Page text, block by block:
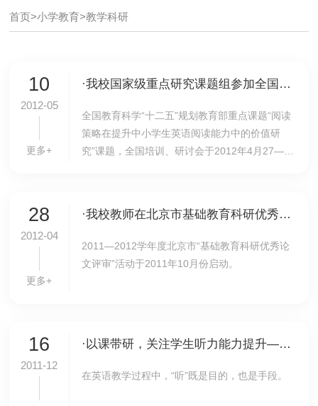
首页>小学教育>教学科研
10
2012-05
更多+
·我校国家级重点研究课题组参加全国培训、研讨大会
全国教育科学“十二五”规划教育部重点课题“阅读
策略在提升中小学生英语阅读能力中的价值研
究”课题，全国培训、研讨会于2012年4月27—30
28
2012-04
更多+
·我校教师在北京市基础教育科研优秀论文评审活动中喜获丰收
2011—2012学年度北京市“基础教育科研优秀论
文评审”活动于2011年10月份启动。
16
2011-12
·以课带研，关注学生听力能力提升——西北旺学区英语教研组听力教学研究（北外附校专场）
在英语教学过程中，“听”既是目的，也是手段。